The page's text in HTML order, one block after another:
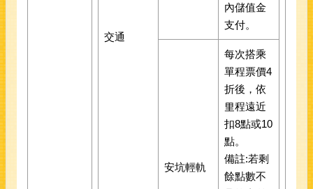
交通
內儲值金
支付。
安坑輕軌
每次搭乘
單程票價4
折後，依
里程遠近
扣8點或10
點。
備註:若剩
餘點數不